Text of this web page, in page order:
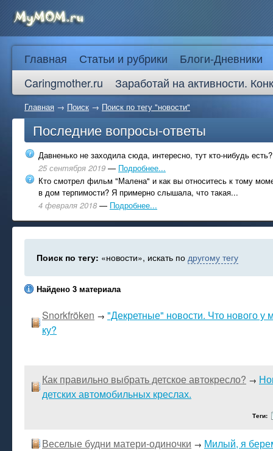
Главная Статьи и рубрики
Блоги-Дневники
Caringmother.ru
Заработай на активности.
Главная → Поиск → Поиск по тегу "новости"
Последние вопросы-ответы
Давненько не заходила сюда, интересно, тут кто-нибудь есть?
25 сентября 2019 — Подробнее...
Кто смотрел фильм "Малена" и как вы относитесь к тому
в дом терпимости? Я примерно слышала, что такая...
4 февраля 2018 — Подробнее...
Поиск по тегу: «новости», искать по другому тегу
Найдено 3 материала
Snorkfröken → "Декретные" новости. Что нового у
ку?
Как правильно выбрать детское автокресло? →
детских автомобильных креслах.
Теги:
Веселые будни матери-одиночки → Милый, я